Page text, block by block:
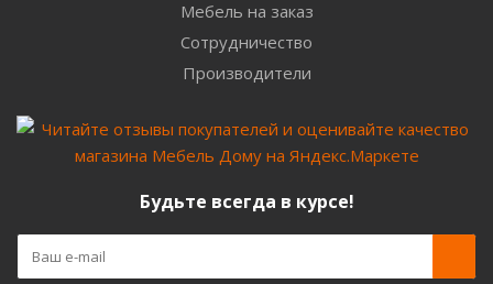
Мебель на заказ
Сотрудничество
Производители
Будьте всегда в курсе!